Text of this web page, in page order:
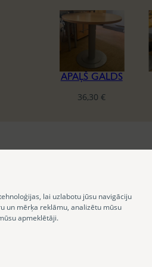
lai uzlabotu jūsu navigāciju
un mērķa reklāmu, analizētu mūsu
apmeklētāji.
APAĻŠ GALDS
36,30€